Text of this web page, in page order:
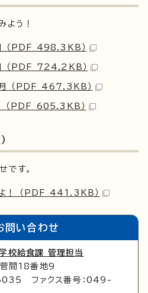
よう！
（PDF 498.3KB）
（PDF 724.2KB）
（PDF 467.3KB）
（PDF 605.3KB）
です。
よ！ （PDF 441.3KB）
問い合わせ
校給食課 管理担当
間18番地9
ファクス番号：049-